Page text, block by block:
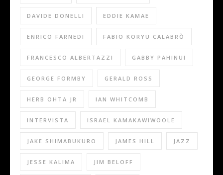
DAVIDE DONELLI EDDIE KAMAE
ENRICO FARNEDI FABIO KORYU CALABRÒ
FRANCESCO ALBERTAZZI GABBY PAHINUI
GEORGE FORMBY GERALD ROSS
HERB OHTA JR IAN WHITCOMB
INTERVISTA ISRAEL KAMAKAWIWOOLE
JAKE SHIMABUKURO JAMES HILL JAZZ
JESSE KALIMA JIM BELOFF